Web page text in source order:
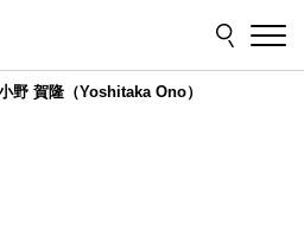
野 賀隆（Yoshitaka Ono）